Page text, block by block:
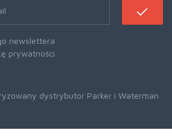
newslettera
prywatności
dystrybutor Parker i Waterman